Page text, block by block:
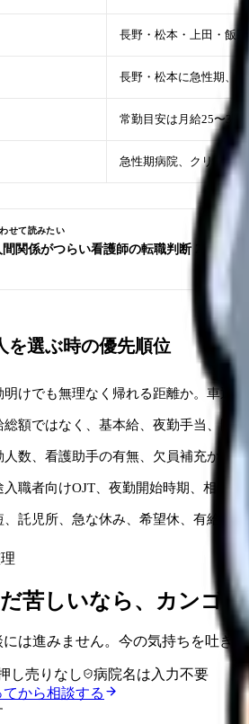
長野・松本・上田・飯田
長野・松本に急性期、
常勤目安は月給25〜35
急性期病院、クリニッ
せて読みたい
間関係がつらい看護師の転職判断 2026｜
を選ぶ時の優先順位
明けでも無理なく帰れる距離か。車通
総額ではなく、基本給、夜勤手当、固
人数、看護助手の有無、欠員補充か増
入職者向けOJT、夜勤開始時期、相談担
、託児所、急な休み、希望休、有給取
苦しいなら、カンゴ
は進みません。今の気持ちを吐き
し売りなし
病院名は入力不要
から相談する